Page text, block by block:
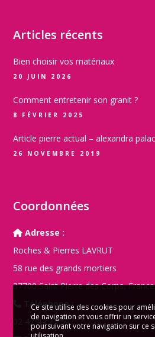
Articles récents
Bien choisir vos matériaux
20 JUIN 2026
Comment entretenir son granit ?
8 FÉVRIER 2025
Article pierre actual – alexandra
26 NOVEMBRE 2019
Coordonnées
Adresse :
Roches & Pierres LAVRUT
58 rue des grands mortiers
37700 Saint Pierre des Corps, France
Téléphone :
02 47 44 23 50
Ce site utilise des cookies pour
de navigation et vous offrir un
poursuivant votre navigation sur ce